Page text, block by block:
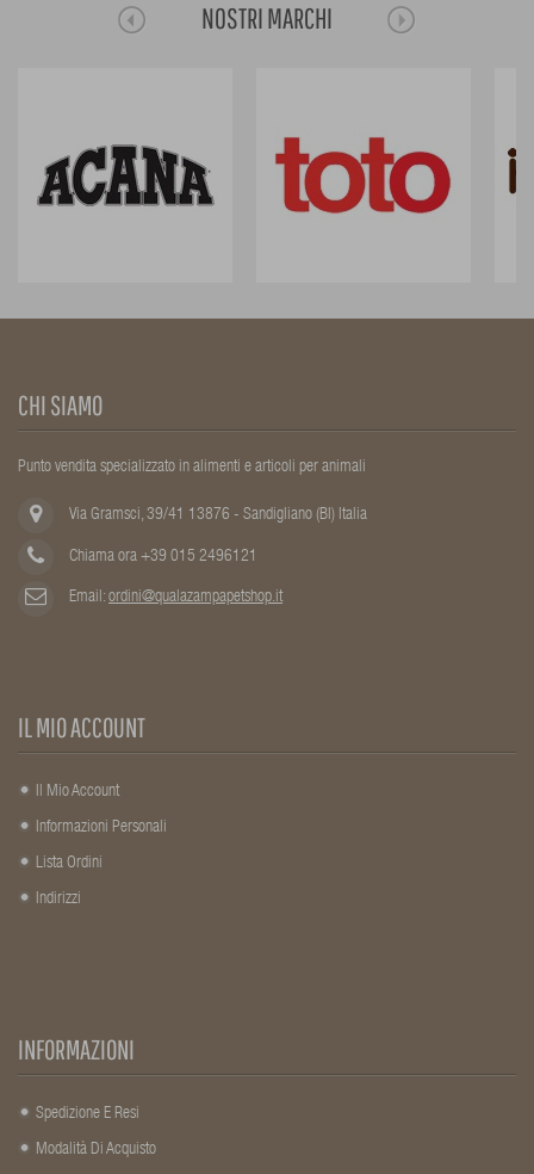
NOSTRI MARCHI
CHI SIAMO
Punto vendita specializzato in alimenti e articoli per animali
Via Gramsci, 39/41 13876 - Sandigliano (BI) Italia
Chiama ora +39 015 2496121
Email: ordini@qualazampapetshop.it
IL MIO ACCOUNT
Il Mio Account
Informazioni Personali
Lista Ordini
Indirizzi
INFORMAZIONI
Spedizione E Resi
Modalità Di Acquisto